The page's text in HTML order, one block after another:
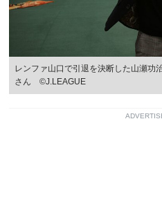
レンファ山口で引退を決断した山瀬功
さん ©︎J.LEAGUE